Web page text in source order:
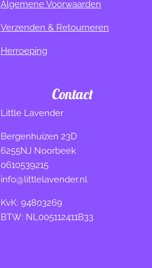
Algemene Voorwaarden
Verzenden & Retourneren
Herroeping
Contact
Little Lavender
Bergenhuizen 23D
6255NJ Noorbeek
0610539215
info@littlelavender.nl
KvK: 94803269
BTW: NL005112411B33